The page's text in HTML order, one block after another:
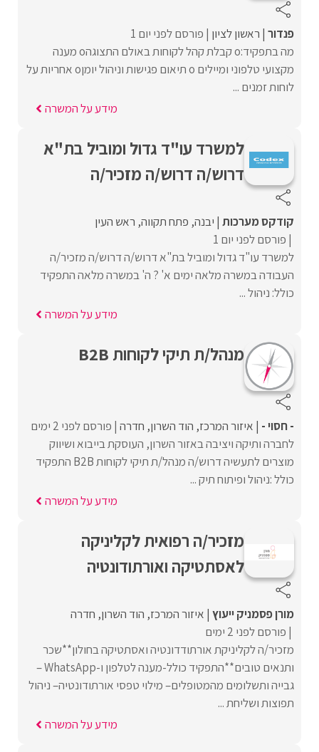
פנדור ראשון לציון פורסם לפני יום 1
מה בתפקיד:o קבלת קהל לקוחות באולם התצוגהo מענה
מקצועי טלפוני ומיילים o תיאום פגישות וניהול יומןo אחריות על
לוחות זמנים ...
מידע על המשרה
למשרד עו"ד גדול ומוביל בת"א
דרוש/ה דרוש/ה מזכיר/ה
קודקס מערכות יבנה פתח תקווה ראש העין
פורסם לפני יום 1
למשרד עו"ד גדול ומוביל בת"א דרוש/ה דרוש/ה מזכיר/ה
העבודה במשרה מלאה ימים א' ? ה' במשרה מלאה התפקיד
כולל: ניהול ...
מידע על המשרה
מנהל/ת תיקי לקוחות B2B
- חסוי - איזור המרכז הוד השרון חדרה פורסם לפני 2 ימים
לחברה ותיקה ויציבה באזור השרון, העוסקת בייבוא ושיווק
מוצרים לתעשיה דרוש/ה מנהל/ת תיקי לקוחות B2B התפקיד
כולל :ניהול ופיתוח תיק ...
מידע על המשרה
מזכיר/ה רפואית לקליניקה
לאסתטיקה ואורתודונטיה
מורן פסמניק ייעוץ איזור המרכז הוד השרון חדרה
פורסם לפני 2 ימים
מזכיר/ה לקליניקת אורתודדונטיה ואסתטיקה בחולון**שכר
ותנאים טובים**התפקיד כולל-מענה לטלפון ו-WhatsApp –
גבייה ותשלומים מהמטופלים– מילוי טפסי אורתודונטיה– ניהול
תפוצות ושליחת ...
מידע על המשרה